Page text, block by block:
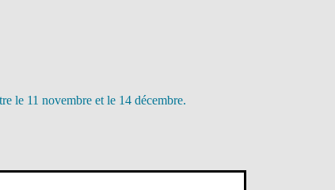
le 11 novembre et le 14 décembre.